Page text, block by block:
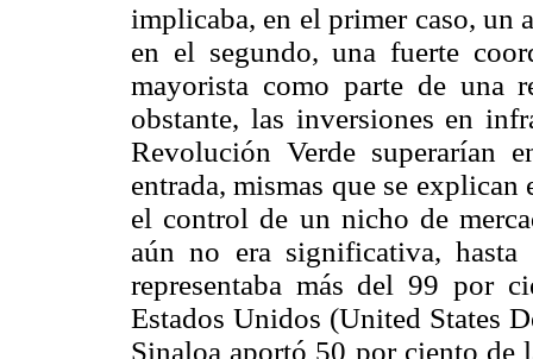
implicaba, en el primer caso, un
en el segundo, una fuerte
mayorista como parte de una
obstante, las inversiones en
Revolución Verde superarían
entrada, mismas que se
el control de un nicho de
aún no era significativa,
representaba más del 99 por
Estados Unidos (United States
Sinaloa aportó 50 por ciento de